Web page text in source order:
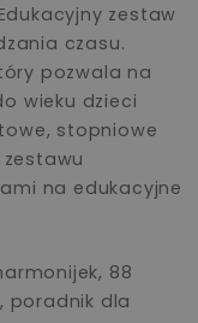
zestaw
czasu.
pozwala na
wieku dzieci
stopniowe
na edukacyjne
88
poradnik dla